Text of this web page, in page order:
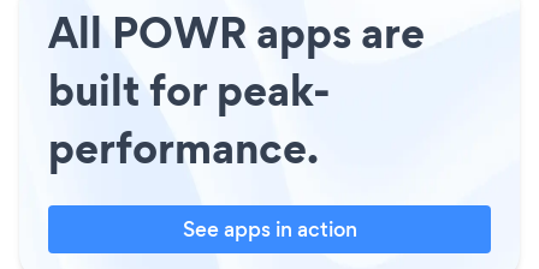
All POWR apps are
built for peak-
performance.
See apps in action